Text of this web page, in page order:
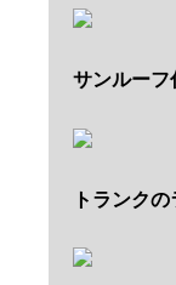
サンルーフ
トランク